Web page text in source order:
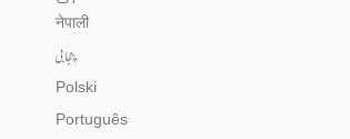
नेपाली
پنجابی
Polski
Português